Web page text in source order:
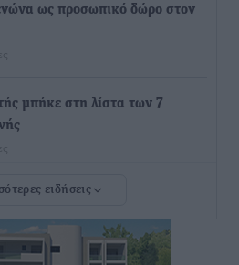
ως προσωπικό δώρο στον
μπήκε στη λίστα των 7
εξέλιξη η ΚΥΑ για το ΕΧΠ
ειδήσεις